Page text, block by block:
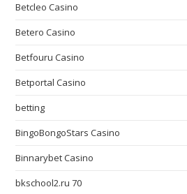
Betcleo Casino
Betero Casino
Betfouru Casino
Betportal Casino
betting
BingoBongoStars Casino
Binnarybet Casino
bkschool2.ru 70